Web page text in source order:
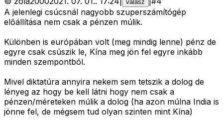
válasz
A jelenlegi csúcsnál nagyobb szuperszámítógép
előállítása nem csak a pénzen múlik.
Különben is európában volt (meg mindig lenne) pénz de
egyre csak csúszik le, Kína meg jön fel egyre inkább
minden szempontból.
Mivel diktatúra annyira nekem sem tetszik a dolog de
lényeg az hogy be kell látni hogy nem csak a
pénzen/méreteken múlik a dolog (ha azon múlna India is
jönne fel, de mégsem tud olyan szinten mint Kína)